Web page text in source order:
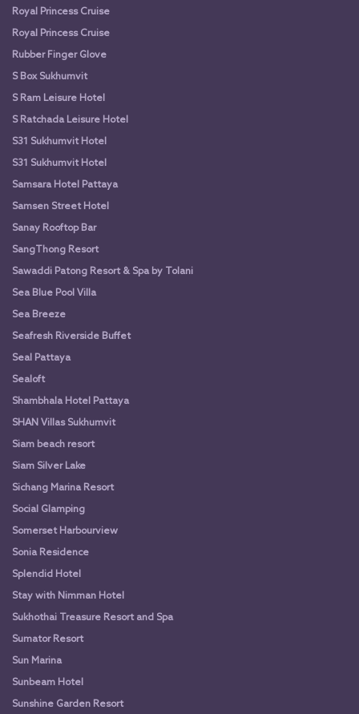
Royal Princess Cruise
Royal Princess Cruise
Rubber Finger Glove
S Box Sukhumvit
S Ram Leisure Hotel
S Ratchada Leisure Hotel
S31 Sukhumvit Hotel
S31 Sukhumvit Hotel
Samsara Hotel Pattaya
Samsen Street Hotel
Sanay Rooftop Bar
SangThong Resort
Sawaddi Patong Resort & Spa by Tolani
Sea Blue Pool Villa
Sea Breeze
Seafresh Riverside Buffet
Seal Pattaya
Sealoft
Shambhala Hotel Pattaya
SHAN Villas Sukhumvit
Siam beach resort
Siam Silver Lake
Sichang Marina Resort
Social Glamping
Somerset Harbourview
Sonia Residence
Splendid Hotel
Stay with Nimman Hotel
Sukhothai Treasure Resort and Spa
Sumator Resort
Sun Marina
Sunbeam Hotel
Sunshine Garden Resort